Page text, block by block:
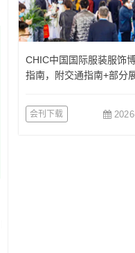
CHIC中国国际服装服饰
指南，附交通指南+部分
会刊下载